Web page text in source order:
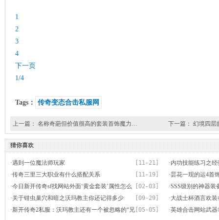
1
2
3
4
下一页
1/4
Tags： 传奇变态合击私服网
上一篇： 名称奇葩但价值很高的套装首饰魔力… 下一篇： 幻境四层
猜你喜欢
[11-21]
·遇到一位魔法师玩家 ·内功技能练习之经
[11-19]
·传奇三里三大职业有什么搭配关系 ·昙花一现的运4首
[02-03]
·今日新开传奇sf找网站外面‘黄金套装’属性怎么 ·SSS级别的神器装
[09-29]
·关于钳虫巢穴和暗之沃玛教主你还记得多少
呢？
·大战士杯酒言欢
了
[05-05]
·新开传奇2私服：沃玛教主还有一个被忽略的“兄
·英雄合击网站武